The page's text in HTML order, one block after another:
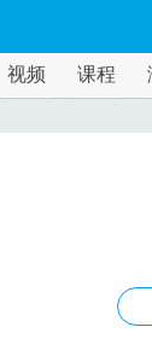
视频 课程